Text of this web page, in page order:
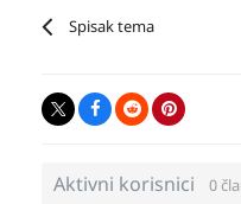
Spisak tema
Aktivni korisnici 0